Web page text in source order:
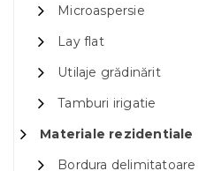
Microaspersie
Lay flat
Utilaje grădinărit
Tamburi irigatie
Materiale rezidentiale
Bordura delimitatoare